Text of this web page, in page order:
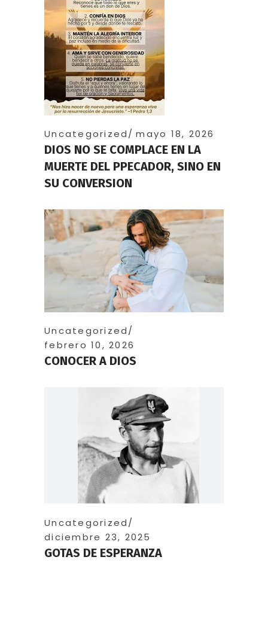
Uncategorized mayo 18, 2026
DIOS NO SE COMPLACE EN LA
MUERTE DEL PPECADOR, SINO EN
SU CONVERSION
Uncategorized
febrero 10, 2026
CONOCER A DIOS
Uncategorized
diciembre 23, 2025
GOTAS DE ESPERANZA